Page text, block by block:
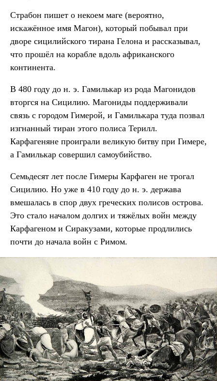
Страбон пишет о некоем маге (вероятно,
искажённое имя Магон), который побывал при
дворе сицилийского тирана Гелона и рассказывал,
что прошёл на корабле вдоль африканского
континента.
В 480 году до н. э. Гамилькар из рода Магонидов
вторгся на Сицилию. Магониды поддерживали
связь с городом Гимерой, и Гамилькара туда позвал
изгнанный тиран этого полиса Терилл.
Карфагеняне проиграли великую битву при Гимере,
а Гамилькар совершил самоубийство.
Семьдесят лет после Гимеры Карфаген не трогал
Сицилию. Но уже в 410 году до н. э. держава
вмешалась в спор двух греческих полисов острова.
Это стало началом долгих и тяжёлых войн между
Карфагеном и Сиракузами, которые продлились
почти до начала войн с Римом.